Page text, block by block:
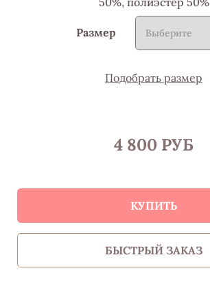
Размер
Подобрать размер
4 800 РУБ
КУПИТЬ
БЫСТРЫЙ ЗАКАЗ